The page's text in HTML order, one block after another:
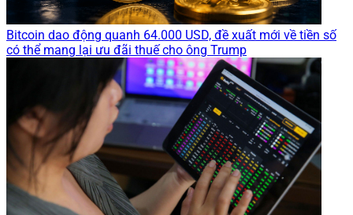
Bitcoin dao động quanh 64.000 USD, đề xuất mới về tiền số
có thể mang lại ưu đãi thuế cho ông Trump